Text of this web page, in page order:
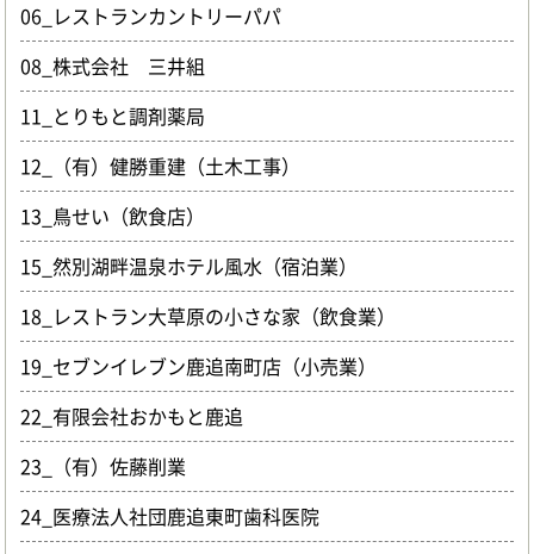
06_レストランカントリーパパ
08_株式会社 三井組
11_とりもと調剤薬局
12_（有）健勝重建（土木工事）
13_鳥せい（飲食店）
15_然別湖畔温泉ホテル風水（宿泊業）
18_レストラン大草原の小さな家（飲食業）
19_セブンイレブン鹿追南町店（小売業）
22_有限会社おかもと鹿追
23_（有）佐藤削業
24_医療法人社団鹿追東町歯科医院